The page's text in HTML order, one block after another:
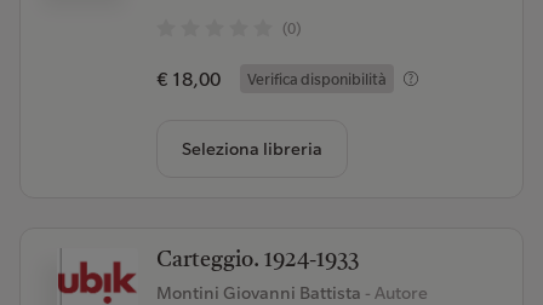
(0)
€ 18,00 Verifica disponibilità
Seleziona libreria
Carteggio. 1924-1933
Montini Giovanni Battista - Autore